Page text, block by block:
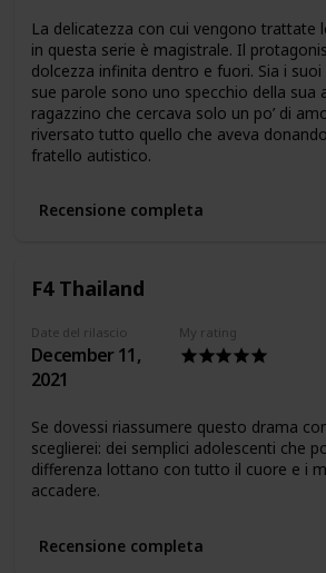
La delicatezza con cui vengono trattate
in questa serie è magistrale. Il
dolcezza infinita dentro e fuori. Sia i
sue parole sono uno specchio della sua
ragazzino che cercava solo un po’ di
riversato tutto quello che aveva
fratello autistico.
Recensione completa
F4 Thailand
Date del rilascio
December 11,
2021
My rating
Se dovessi riassumere questo drama
sceglierei: dei semplici adolescenti che
differenza lottano con tutto il cuore e i
accadere.
Recensione completa